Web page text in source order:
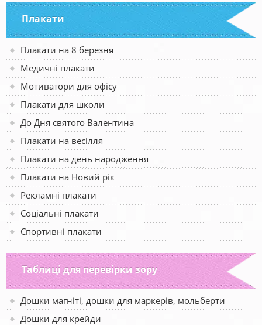
Плакати
Плакати на 8 березня
Медичні плакати
Мотиватори для офісу
Плакати для школи
До Дня святого Валентина
Плакати на весілля
Плакати на день народження
Плакати на Новий рік
Рекламні плакати
Соціальні плакати
Спортивні плакати
Таблиці для перевірки зору
Дошки магніті, дошки для маркерів, мольберти
Дошки для крейди